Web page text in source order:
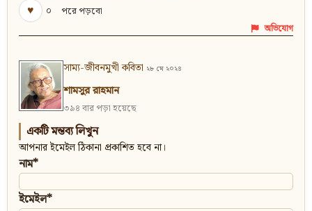
♥
০ পরে পড়বো
অভিযোগ
সাম্য-জীবনমুখী কবিতা ২৮ মে ২০২৪
শামসুর রাহমান
৩৯৪ বার পড়া হয়েছে
একটি মন্তব্য লিখুন
আপনার ইমেইল ঠিকানা প্রকাশিত হবে না।
নাম*
ইমেইল*